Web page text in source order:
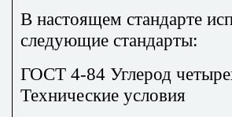
В настоящем стандарте
следующие стандарты:
ГОСТ 4-84 Углерод
Технические условия